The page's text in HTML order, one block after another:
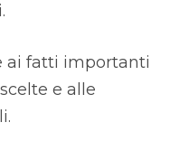
ai fatti importanti
e alle